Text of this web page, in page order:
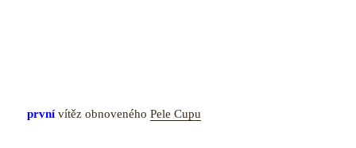
prvnívítěz obnovenéhoPele Cupu